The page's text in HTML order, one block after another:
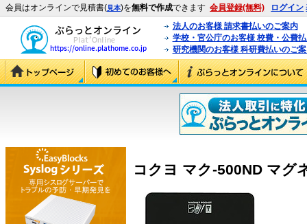
会員はオンラインで見積書(見本)を無料で作成できます 会員登録(無料) ログイン
法人のお客様 請求書払いのご案内
学校・官公庁のお客様 校費・公費
研究機関のお客様 科研費払いのご
コクヨ マク-500ND マグ